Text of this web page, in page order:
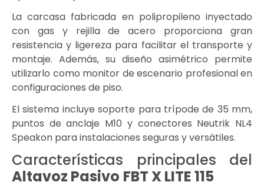
La carcasa fabricada en polipropileno inyectado
con gas y rejilla de acero proporciona gran
resistencia y ligereza para facilitar el transporte y
montaje. Además, su diseño asimétrico permite
utilizarlo como monitor de escenario profesional en
configuraciones de piso.
El sistema incluye soporte para trípode de 35 mm,
puntos de anclaje M10 y conectores Neutrik NL4
Speakon para instalaciones seguras y versátiles.
Características principales del
Altavoz Pasivo FBT X LITE 115